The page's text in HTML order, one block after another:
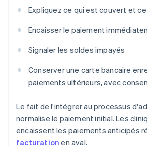
Expliquez ce qui est couvert et ce
Encaisser le paiement
Signaler les soldes impayés
Conserver une carte bancaire
paiements ultérieurs, avec
Le fait de l'intégrer au processus
normalise le paiement initial. Les
encaissent les paiements anticipés
facturation en aval.